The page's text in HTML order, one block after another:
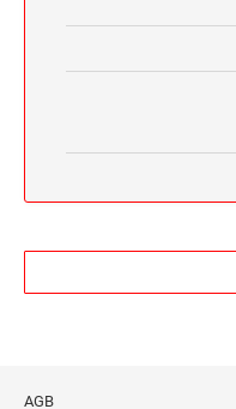
AGB